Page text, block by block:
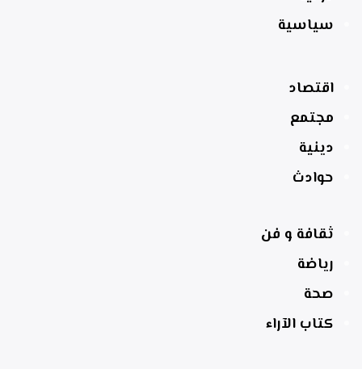
سياسية
اقتصاد
مجتمع
دينية
حوادث
ثقافة و فن
رياضة
صحة
كتاب الآراء